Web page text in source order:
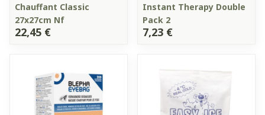
Chauffant Classic
27x27cm Nf
22,45 €
Instant Therapy Double
Pack 2
7,23 €